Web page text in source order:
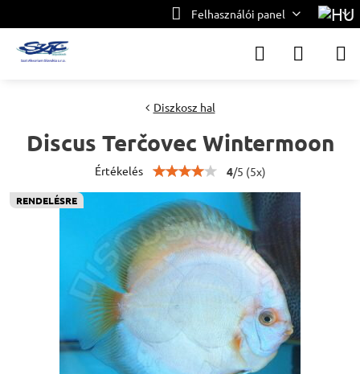
Felhasználói panel
RENDELÉSRE
Diszkosz hal
Discus Terčovec Wintermoon
Értékelés 4/5 (5x)